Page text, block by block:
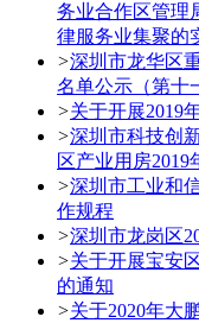
务业合作区管理
律服务业集聚的
>深圳市龙华区
名单公示（第十
>关于开展2019
>深圳市科技创
区产业用房
>深圳市工业和
作规程
>深圳市龙岗区
>关于开展宝安
的通知
>关于2020年大